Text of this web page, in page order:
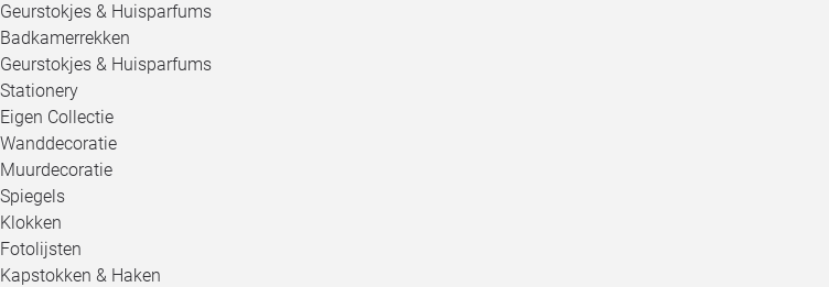
Geurstokjes & Huisparfums
Badkamerrekken
Geurstokjes & Huisparfums
Stationery
Eigen Collectie
Wanddecoratie
Muurdecoratie
Spiegels
Klokken
Fotolijsten
Kapstokken & Haken